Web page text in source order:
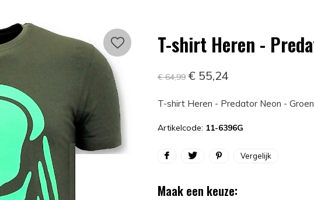
T-shirt Heren -
€ 64,99 € 55,24
T-shirt Heren - Predator Neon - Groen
Artikelcode: 11-6396G
Vergelijk
Maak een keuze: